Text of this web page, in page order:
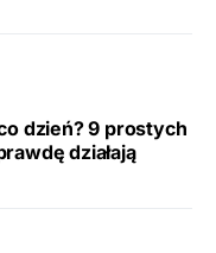
dzień? 9 prostych
działają